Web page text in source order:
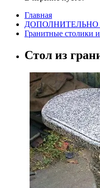
Главная
Гранитные столики
Cтол из